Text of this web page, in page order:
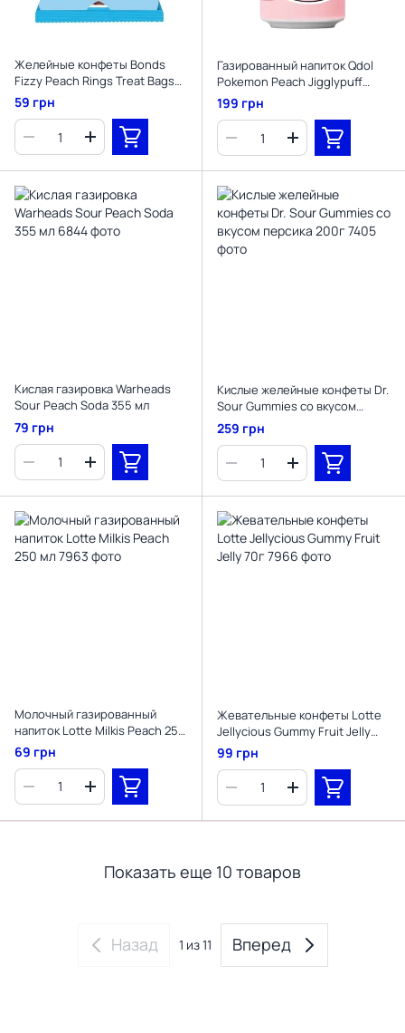
Желейные конфеты Bonds
Fizzy Peach Rings Treat Bags
50g
59 грн
Газированный напиток Qdol
Pokemon Peach Jigglypuff
330мл
199 грн
Кислая газировка Warheads
Sour Peach Soda 355 мл
79 грн
Кислые желейные конфеты Dr.
Sour Gummies со вкусом
персика 200г
259 грн
Молочный газированный
напиток Lotte Milkis Peach 250
мл
69 грн
Жевательные конфеты Lotte
Jellycious Gummy Fruit Jelly
70г
99 грн
Показать еще 10 товаров
Назад 1 из 11 Вперед